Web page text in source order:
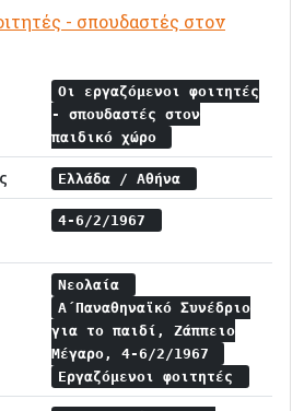
- σπουδαστές στον
Οι εργαζόμενοι φοιτητές
- σπουδαστές στον
παιδικό χώρο
Ελλάδα / Αθήνα
4-6/2/1967
Νεολαία
Α΄Παναθηναϊκό Συνέδριο
για το παιδί, Ζάππειο
Μέγαρο, 4-6/2/1967
Εργαζόμενοι φοιτητές